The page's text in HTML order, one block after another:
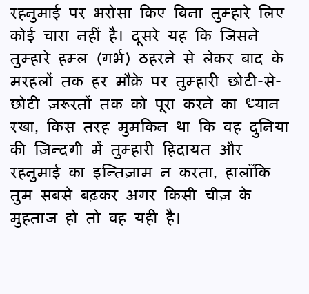
रहनुमाई पर भरोसा किए बिना तुम्हारे लिए
कोई चारा नहीं है। दूसरे यह कि जिसने
तुम्हारे हम्ल (गर्भ) ठहरने से लेकर बाद के
मरहलों तक हर मौक़े पर तुम्हारी छोटी-से-
छोटी ज़रूरतों तक को पूरा करने का ध्यान
रखा, किस तरह मुमकिन था कि वह दुनिया
की ज़िन्दगी में तुम्हारी हिदायत और
रहनुमाई का इन्तिज़ाम न करता, हालाँकि
तुम सबसे बढ़कर अगर किसी चीज़ के
मुहताज हो तो वह यही है।